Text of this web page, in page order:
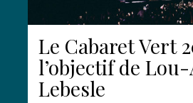
Le Cabaret Vert
l’objectif de
Lebesle